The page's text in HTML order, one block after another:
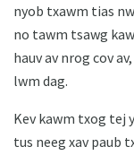
nyob txawm tias
no tawm tsawg
hauv av nrog cov
lwm dag.
Kev kawm txog tej
tus neeg xav paub